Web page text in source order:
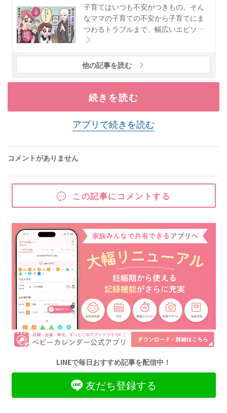
子育てはいつも不安がつきもの。そん
なママの子育ての不安から子育てにま
つわるトラブルまで、幅広いエピソ…
他の記事を読む
続きを読む
アプリで続きを読む
コメントがありません
この記事にコメントする
LINEで毎日おすすめ記事を配信中！
友だち登録する